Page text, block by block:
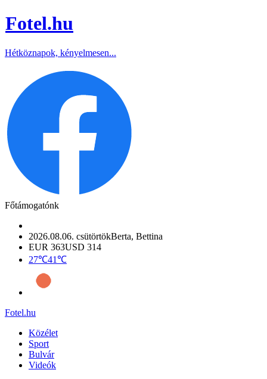
Fotel.hu
Hétköznapok, kényelmesen...
Főtámogatónk
2026.08.06. csütörtökBerta, Bettina
EUR 363USD 314
27℃41℃
Fotel.hu
Közélet
Sport
Bulvár
Videók